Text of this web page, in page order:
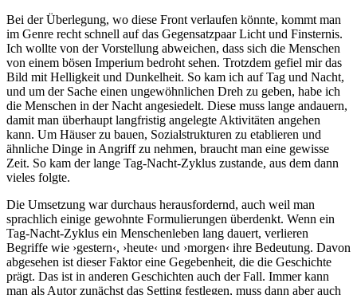
Bei der Überlegung, wo diese Front verlaufen könnte, kommt man
im Genre recht schnell auf das Gegensatzpaar Licht und Finsternis.
Ich wollte von der Vorstellung abweichen, dass sich die Menschen
von einem bösen Imperium bedroht sehen. Trotzdem gefiel mir das
Bild mit Helligkeit und Dunkelheit. So kam ich auf Tag und Nacht,
und um der Sache einen ungewöhnlichen Dreh zu geben, habe ich
die Menschen in der Nacht angesiedelt. Diese muss lange andauern,
damit man überhaupt langfristig angelegte Aktivitäten angehen
kann. Um Häuser zu bauen, Sozialstrukturen zu etablieren und
ähnliche Dinge in Angriff zu nehmen, braucht man eine gewisse
Zeit. So kam der lange Tag-Nacht-Zyklus zustande, aus dem dann
vieles folgte.
Die Umsetzung war durchaus herausfordernd, auch weil man
sprachlich einige gewohnte Formulierungen überdenkt. Wenn ein
Tag-Nacht-Zyklus ein Menschenleben lang dauert, verlieren
Begriffe wie ›gestern‹, ›heute‹ und ›morgen‹ ihre Bedeutung. Davon
abgesehen ist dieser Faktor eine Gegebenheit, die die Geschichte
prägt. Das ist in anderen Geschichten auch der Fall. Immer kann
man als Autor zunächst das Setting festlegen, muss dann aber auch